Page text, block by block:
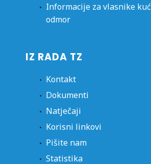
Informacije za vlasnike
odmor
IZ RADA TZ
Kontakt
Dokumenti
Natječaji
Korisni linkovi
Pišite nam
Statistika